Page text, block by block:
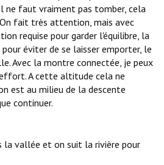
ne faut vraiment pas tomber, cela
fait très attention, mais avec
requise pour garder l'équilibre, la
éviter de se laisser emporter, le
Avec la montre connectée, je peux
A cette altitude cela ne
est au milieu de la descente
continuer.
la vallée et on suit la rivière pour